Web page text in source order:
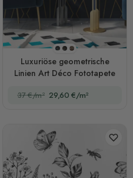
Stil 1
Stil 2Stil 3
Luxuriöse geometrische
Linien Art Déco Fototapete
37 €/m² 29,60 €/m²